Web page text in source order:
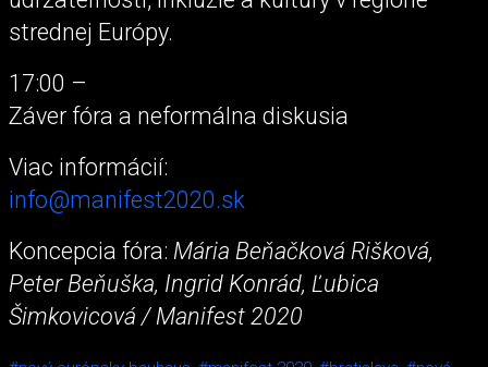
strednej Európy.
17:00 –
Záver fóra a neformálna diskusia
Viac informácií:
info@manifest2020.sk
Koncepcia fóra: Mária Beňačková Rišková,
Peter Beňuška, Ingrid Konrád, Ľubica
Šimkovicová / Manifest 2020